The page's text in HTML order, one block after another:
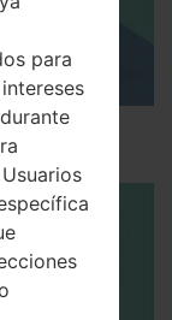
para LG!
para